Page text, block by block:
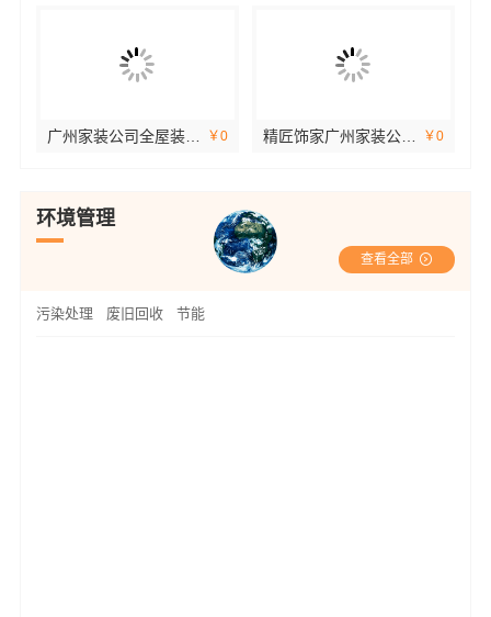
广州家装公司全屋装修精匠饰家一站式服务 ￥0 精匠饰家广州家装公司全屋装修定制 ￥0
环境管理
查看全部
污染处理 废旧回收 节能